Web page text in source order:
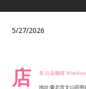
5/27/2026
店 名:云朵咖啡
地址:臺北市文山區